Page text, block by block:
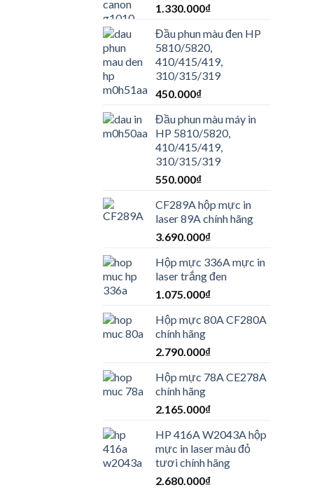
1.330.000₫
Đầu phun màu đen HP
5810/5820,
410/415/419,
310/315/319
450.000₫
Đầu phun màu máy in
HP 5810/5820,
410/415/419,
310/315/319
550.000₫
CF289A hộp mực in
laser 89A chính hãng
3.690.000₫
Hộp mực 336A mực in
laser trắng đen
1.075.000₫
Hộp mực 80A CF280A
chính hãng
2.790.000₫
Hộp mực 78A CE278A
chính hãng
2.165.000₫
HP 416A W2043A hộp
mực in laser màu đỏ
tươi chính hãng
2.680.000₫